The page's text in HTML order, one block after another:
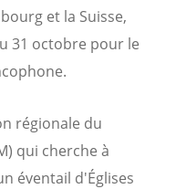
et la Suisse,
31 octobre pour le
régionale du
qui cherche à
éventail d'Églises